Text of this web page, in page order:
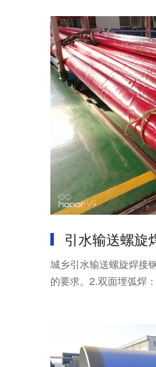
引水输送螺旋
城乡引水输送螺旋焊接
的要求。2.双面埋弧焊